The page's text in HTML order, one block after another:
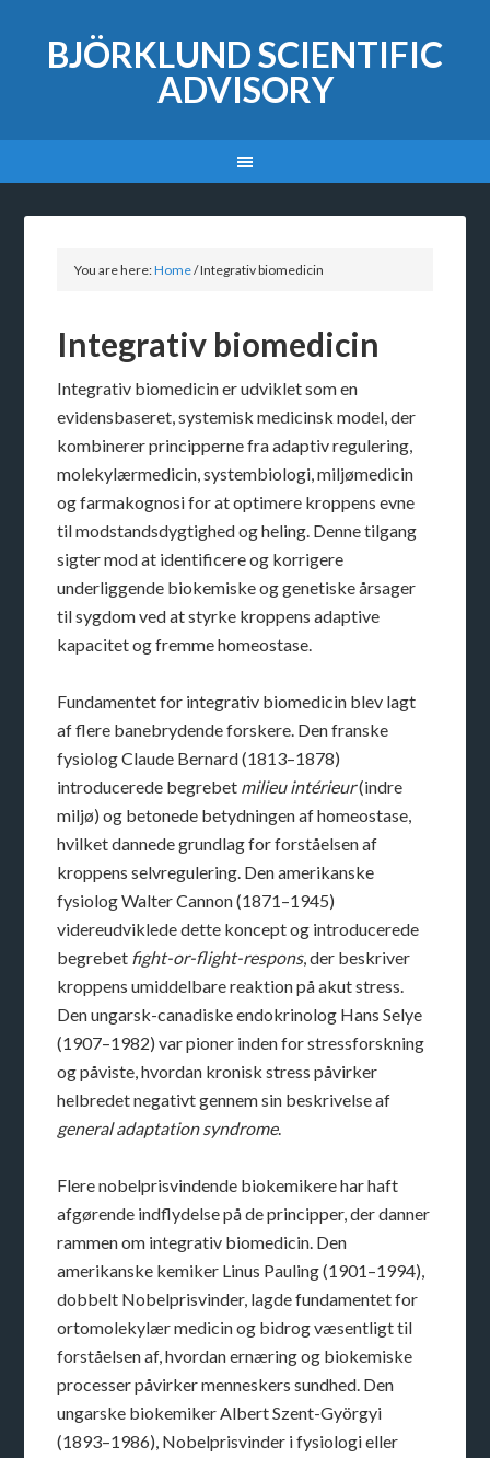
BJÖRKLUND SCIENTIFIC
ADVISORY
You are here:Home/Integrativ biomedicin
Integrativ biomedicin
Integrativ biomedicin er udviklet som en
evidensbaseret, systemisk medicinsk model, der
kombinerer principperne fra adaptiv regulering,
molekylærmedicin, systembiologi, miljømedicin
og farmakognosi for at optimere kroppens evne
til modstandsdygtighed og heling. Denne tilgang
sigter mod at identificere og korrigere
underliggende biokemiske og genetiske årsager
til sygdom ved at styrke kroppens adaptive
kapacitet og fremme homeostase.
Fundamentet for integrativ biomedicin blev lagt
af flere banebrydende forskere. Den franske
fysiolog Claude Bernard (1813–1878)
introducerede begrebet milieu intérieur(indre
miljø) og betonede betydningen af homeostase,
hvilket dannede grundlag for forståelsen af
kroppens selvregulering. Den amerikanske
fysiolog Walter Cannon (1871–1945)
videreudviklede dette koncept og introducerede
begrebet fight-or-flight-respons, der beskriver
kroppens umiddelbare reaktion på akut stress.
Den ungarsk-canadiske endokrinolog Hans Selye
(1907–1982) var pioner inden for stressforskning
og påviste, hvordan kronisk stress påvirker
helbredet negativt gennem sin beskrivelse af
general adaptation syndrome.
Flere nobelprisvindende biokemikere har haft
afgørende indflydelse på de principper, der danner
rammen om integrativ biomedicin. Den
amerikanske kemiker Linus Pauling (1901–1994),
dobbelt Nobelprisvinder, lagde fundamentet for
ortomolekylær medicin og bidrog væsentligt til
forståelsen af, hvordan ernæring og biokemiske
processer påvirker menneskers sundhed. Den
ungarske biokemiker Albert Szent-Györgyi
(1893–1986), Nobelprisvinder i fysiologi eller